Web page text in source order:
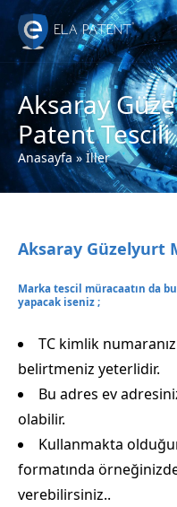
Aksaray
Patent Tescili
Anasayfa»İller
Aksaray Güzelyurt
Marka tescil müracaatın da
yapacak iseniz ;
TC kimlik
belirtmeniz yeterlidir.
Bu adres ev
olabilir.
Kullanmakta
formatında
verebilirsiniz..